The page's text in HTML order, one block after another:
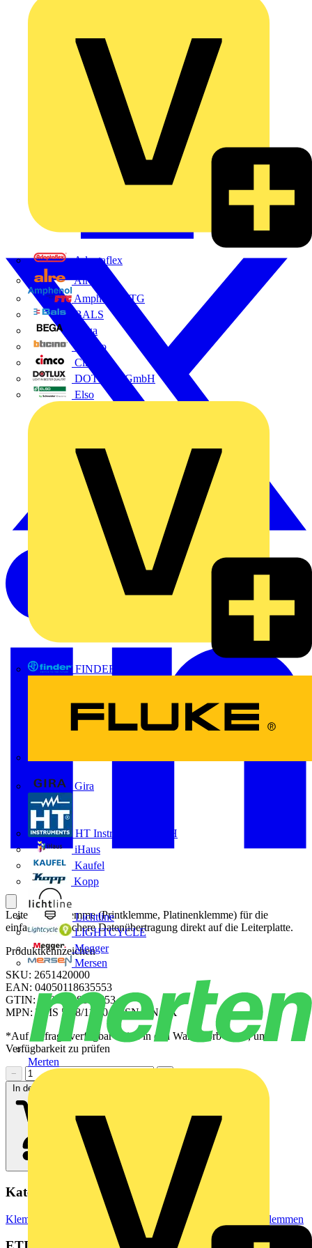
Adaptaflex
Alre
Amphenol FTG
BALS
Bega
Bticino
Cimco
DOTLUX GmbH
Elso
FINDER
Gira
HT Instruments GmbH
iHaus
Kaufel
Kopp
Lichtline
LIGHTCYCLE
Megger
Mersen
Merten
Leiterplattenklemme (Printklemme, Platinenklemme) für die
einfache und sichere Datenübertragung direkt auf die Leiterplatte.
Produktkennzeichen
SKU: 2651420000
EAN: 04050118635553
GTIN: 04050118635553
MPN: TMS 5.08/11/90 3.0SN GN BX
*Auf Anfrage verfügbar - bitte in den Warenkorb legen, um
Verfügbarkeit zu prüfen
−
In den Warenkorb
Kategorien
Klemmen, Steckverbinder & Verbindungselemente Reihenklemmen